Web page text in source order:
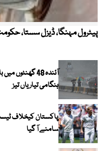
پیٹرول مہنگا، ڈیزل سستا،
آئندہ 48
ہنگامی تیاریاں تیز
سامنے آ گیا